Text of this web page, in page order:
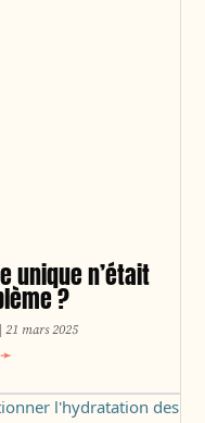
unique n’était
?
21 mars 2025
➛